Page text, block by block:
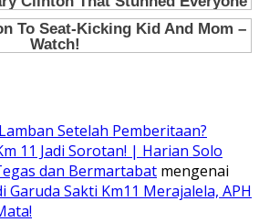
Setelah Pemberitaan?
11 Jadi Sorotan! | Harian Solo
dan Bermartabat mengenai
Garuda Sakti Km11 Merajalela, APH